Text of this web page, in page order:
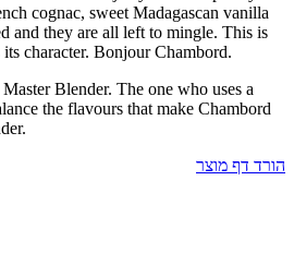
and
and
where
And now
300-year-